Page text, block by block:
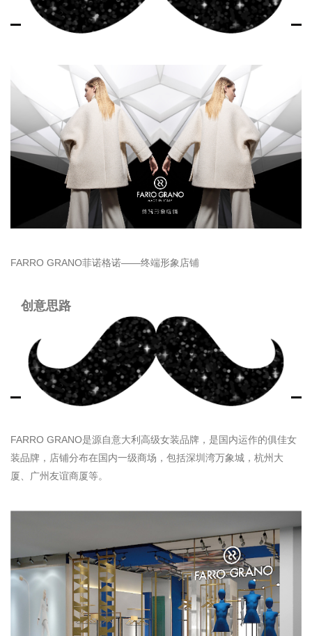
FARRO GRANO菲诺格诺——终端形象店铺
创意思路
FARRO GRANO是源自意大利高级女装品牌，是国内运作的俱佳女
装品牌，店铺分布在国内一级商场，包括深圳湾万象城，杭州大
厦、广州友谊商厦等。